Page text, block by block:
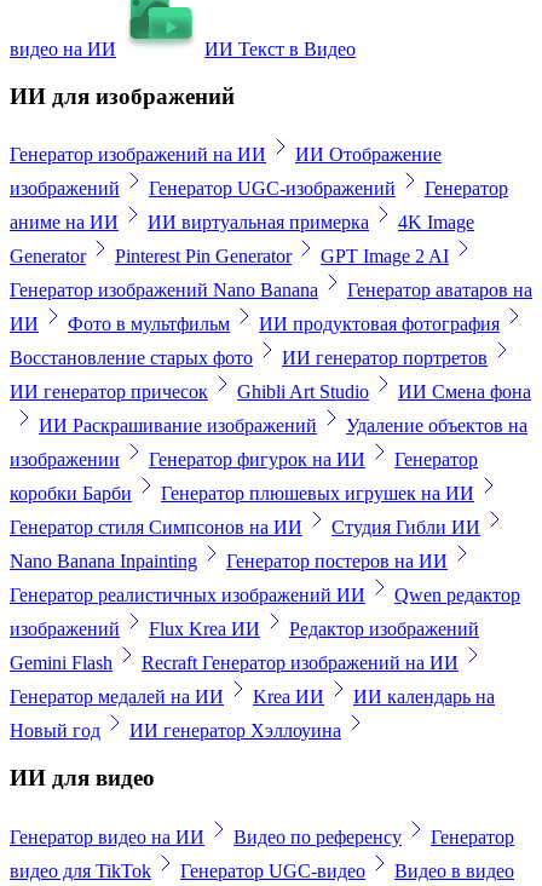
видео на ИИ ИИ Текст в Видео
ИИ для изображений
Генератор изображений на ИИ
ИИ Отображение
изображений
Генератор UGC-изображений
Генератор
аниме на ИИ
ИИ виртуальная примерка
4K Image
Generator
Pinterest Pin Generator
GPT Image 2 AI
Генератор изображений Nano Banana
Генератор аватаров на
ИИ
Фото в мультфильм
ИИ продуктовая фотография
Восстановление старых фото
ИИ генератор портретов
ИИ генератор причесок
Ghibli Art Studio
ИИ Смена фона
ИИ Раскрашивание изображений
Удаление объектов на
изображении
Генератор фигурок на ИИ
Генератор
коробки Барби
Генератор плюшевых игрушек на ИИ
Генератор стиля Симпсонов на ИИ
Студия Гибли ИИ
Nano Banana Inpainting
Генератор постеров на ИИ
Генератор реалистичных изображений ИИ
Qwen редактор
изображений
Flux Krea ИИ
Редактор изображений
Gemini Flash
Recraft Генератор изображений на ИИ
Генератор медалей на ИИ
Krea ИИ
ИИ календарь на
Новый год
ИИ генератор Хэллоуина
ИИ для видео
Генератор видео на ИИ Видео по референсу
Генератор
видео для TikTok
Генератор UGC-видео
Видео в видео